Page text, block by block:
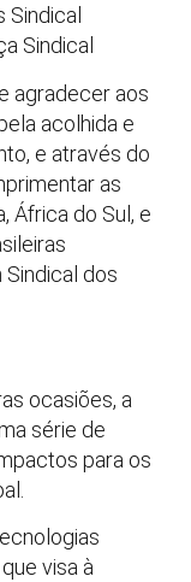
Sindical
Sindical
agradecer aos
acolhida e
e através do
as
África do Sul, e
dos
ocasiões, a
série de
para os
visa à